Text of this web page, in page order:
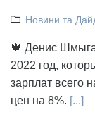
Новини та
🍁 Денис
2022 год,
зарплат всего
цен на 8%. [...]